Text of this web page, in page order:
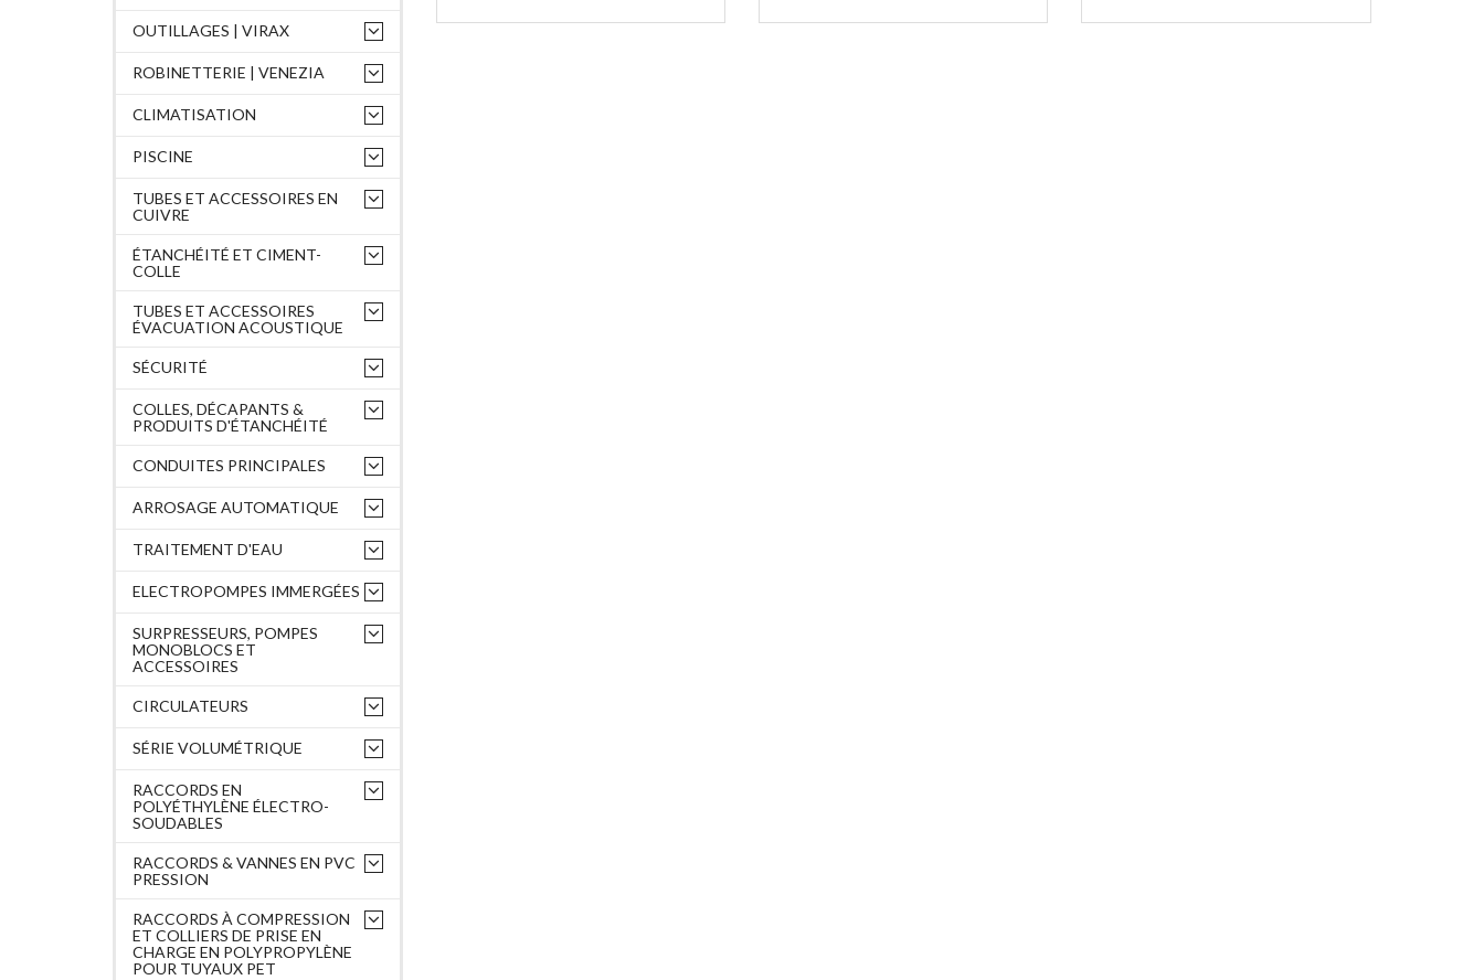
OUTILLAGES | VIRAX
ROBINETTERIE | VENEZIA
CLIMATISATION
PISCINE
TUBES ET ACCESSOIRES EN
CUIVRE
ÉTANCHÉITÉ ET CIMENT-
COLLE
TUBES ET ACCESSOIRES
ÉVACUATION ACOUSTIQUE
SÉCURITÉ
COLLES, DÉCAPANTS &
PRODUITS D'ÉTANCHÉITÉ
CONDUITES PRINCIPALES
ARROSAGE AUTOMATIQUE
TRAITEMENT D'EAU
ELECTROPOMPES IMMERGÉES
SURPRESSEURS, POMPES
MONOBLOCS ET
ACCESSOIRES
CIRCULATEURS
SÉRIE VOLUMÉTRIQUE
RACCORDS EN
POLYÉTHYLÈNE ÉLECTRO-
SOUDABLES
RACCORDS & VANNES EN PVC
PRESSION
RACCORDS À COMPRESSION
ET COLLIERS DE PRISE EN
CHARGE EN POLYPROPYLÈNE
POUR TUYAUX PET